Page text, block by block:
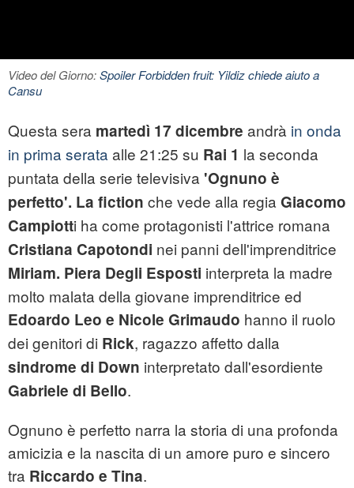
Video del Giorno:Spoiler Forbidden fruit: Yildiz chiede aiuto a
Cansu
Questa sera martedì 17 dicembre andrà in onda
in prima serata alle 21:25 su Rai 1 la seconda
puntata della serie televisiva 'Ognuno è
perfetto'. La fiction che vede alla regia Giacomo
Campiotti ha come protagonisti l'attrice romana
Cristiana Capotondi nei panni dell'imprenditrice
Miriam. Piera Degli Esposti interpreta la madre
molto malata della giovane imprenditrice ed
Edoardo Leo e Nicole Grimaudo hanno il ruolo
dei genitori di Rick, ragazzo affetto dalla
sindrome di Down interpretato dall'esordiente
Gabriele di Bello.
Ognuno è perfetto narra la storia di una profonda
amicizia e la nascita di un amore puro e sincero
tra Riccardo e Tina.